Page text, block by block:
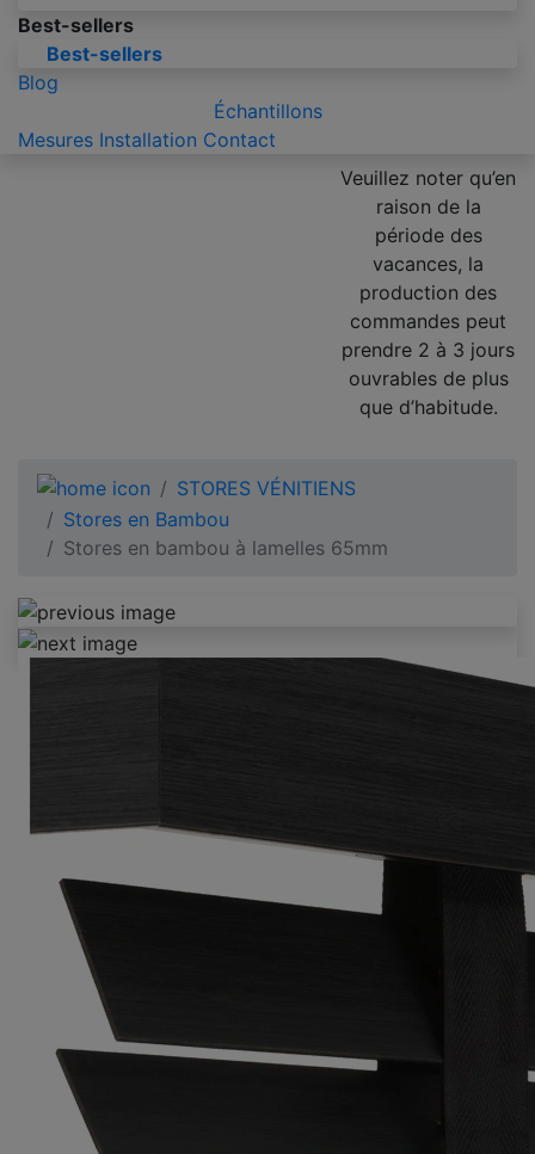
Best-sellers
Best-sellers
Blog
Échantillons
Mesures Installation Contact
Veuillez noter qu’en
raison de la
période des
vacances, la
production des
commandes peut
prendre 2 à 3 jours
ouvrables de plus
que d’habitude.
STORES VÉNITIENS
Stores en Bambou
Stores en bambou à lamelles 65mm